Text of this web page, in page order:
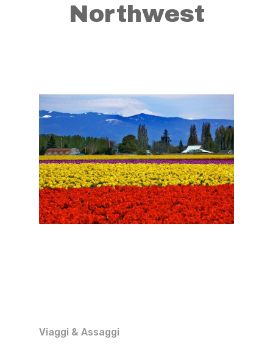
Northwest
Viaggi & Assaggi